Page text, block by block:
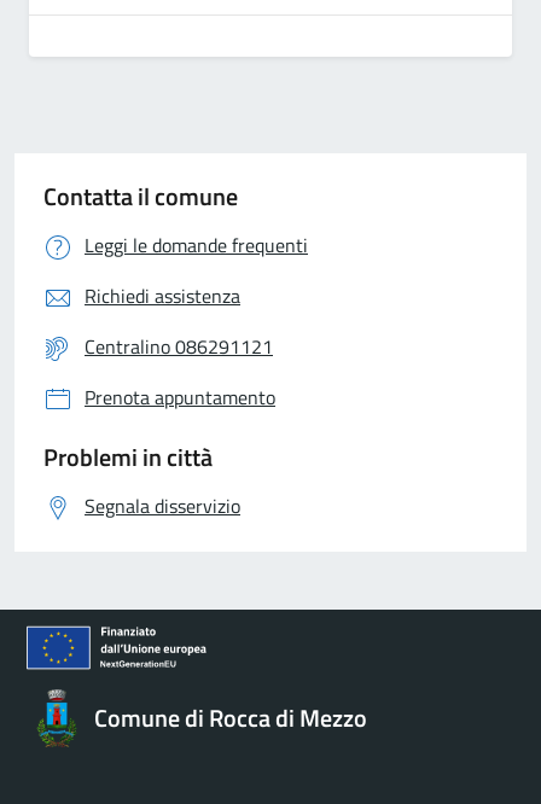
Contatta il comune
Leggi le domande frequenti
Richiedi assistenza
Centralino 086291121
Prenota appuntamento
Problemi in città
Segnala disservizio
Comune di Rocca di Mezzo